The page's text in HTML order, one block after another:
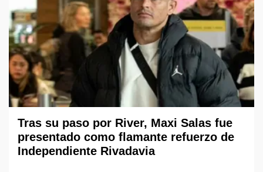
Tras su paso por River, Maxi Salas fue
presentado como flamante refuerzo de
Independiente Rivadavia